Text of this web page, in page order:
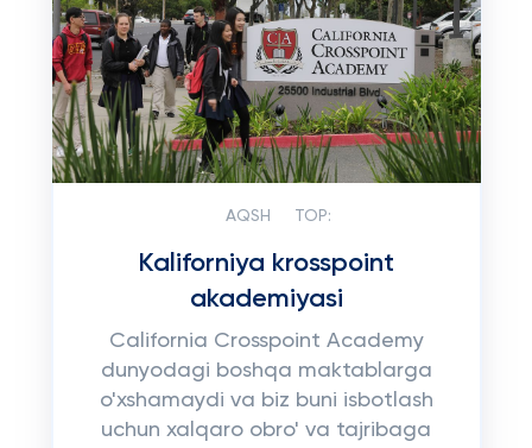
AQSH TOP:
Kaliforniya krosspoint
akademiyasi
California Crosspoint Academy
dunyodagi boshqa maktablarga
o'xshamaydi va biz buni isbotlash
uchun xalqaro obro' va tajribaga